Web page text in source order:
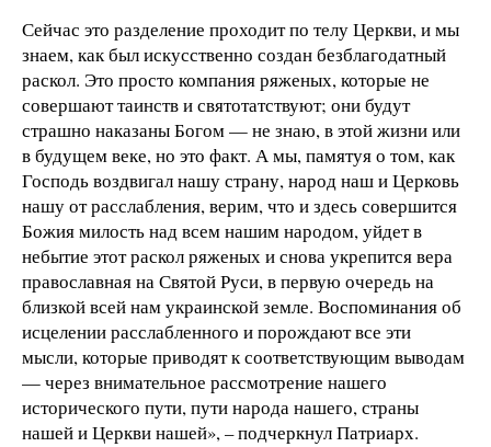
Сейчас это разделение проходит по телу Церкви, и мы
знаем, как был искусственно создан безблагодатный
раскол. Это просто компания ряженых, которые не
совершают таинств и святотатствуют; они будут
страшно наказаны Богом — не знаю, в этой жизни или
в будущем веке, но это факт. А мы, памятуя о том, как
Господь воздвигал нашу страну, народ наш и Церковь
нашу от расслабления, верим, что и здесь совершится
Божия милость над всем нашим народом, уйдет в
небытие этот раскол ряженых и снова укрепится вера
православная на Святой Руси, в первую очередь на
близкой всей нам украинской земле. Воспоминания об
исцелении расслабленного и порождают все эти
мысли, которые приводят к соответствующим выводам
— через внимательное рассмотрение нашего
исторического пути, пути народа нашего, страны
нашей и Церкви нашей», – подчеркнул Патриарх.